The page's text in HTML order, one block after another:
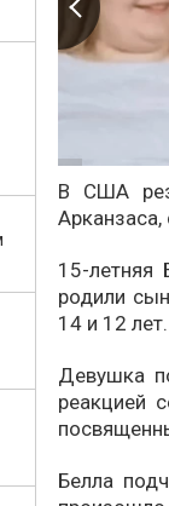
В США
15-летняя
родили
14 и 12
Девушка
реакцией
Белла